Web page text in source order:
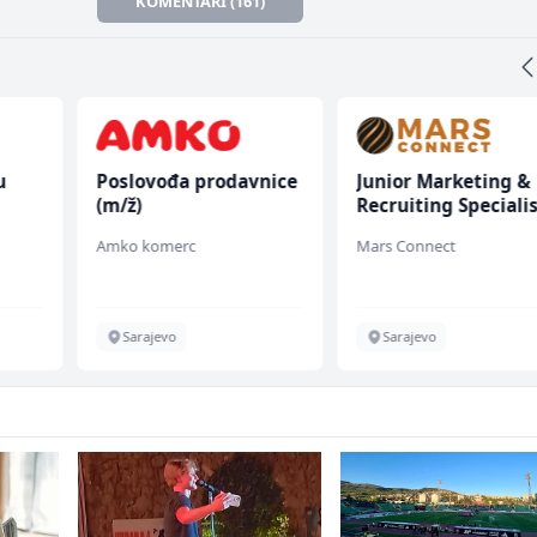
Poslovođa prodavnice
(m/ž)
Amko komerc
Sarajevo
Junior Marketing &
Recruiting
Mars Connect
Sarajevo